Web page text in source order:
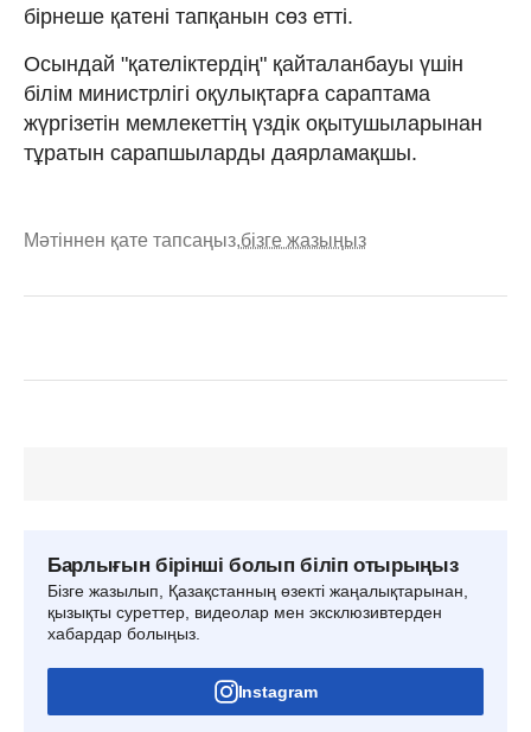
бірнеше қатені тапқанын сөз етті.
Осындай "қателіктердің" қайталанбауы үшін
білім министрлігі оқулықтарға сараптама
жүргізетін мемлекеттің үздік оқытушыларынан
тұратын сарапшыларды даярламақшы.
Мәтіннен қате тапсаңыз,бізге жазыңыз
Барлығын бірінші болып біліп отырыңыз
Бізге жазылып, Қазақстанның өзекті жаңалықтарынан,
қызықты суреттер, видеолар мен эксклюзивтерден
хабардар болыңыз.
Instagram